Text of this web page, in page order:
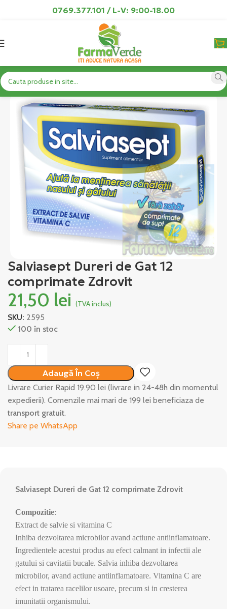
0769.377.101 / L-V: 9:00-18.00
Salviasept Dureri de Gat 12
comprimate Zdrovit
21,50 lei (TVA inclus)
SKU: 2595
100 în stoc
Adaugă În Coș
Alternative:
Livrare Curier Rapid 19.90 lei (livrare in 24-48h din momentul
expedierii). Comenzile mai mari de 199 lei beneficiaza de
transport gratuit.
Share pe WhatsApp
Salviasept Dureri de Gat 12 comprimate Zdrovit
Compozitie:
Extract de salvie si vitamina C
Inhiba dezvoltarea microbilor avand actiune antiinflamatoare.
Ingredientele acestui produs au efect calmant in infectii ale
gatului si cavitatii bucale. Salvia inhiba dezvoltarea
microbilor, avand actiune antiinflamatoare. Vitamina C are
efect in tratarea racelilor usoare, precum si in cresterea
imunitatii organismului.